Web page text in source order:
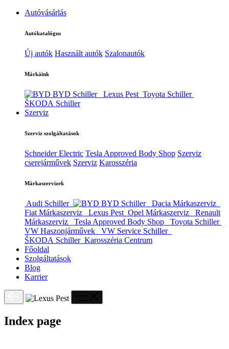
Autóvásárlás
Autókatalógus
Új autók Használt autók Szalonautók
Márkáink
BYD Schiller Lexus Pest Toyota Schiller
ŠKODA Schiller
Szerviz
Szerviz szolgáltatások
Schneider Electric Tesla Approved Body Shop Szerviz
cserejárművek Szerviz Karosszéria
Márkaszervizek
Audi Schiller BYD Schiller
Dacia Márkaszerviz
Fiat Márkaszerviz
Lexus Pest Opel Márkaszerviz
Renault
Márkaszerviz
Tesla Approved Body Shop
Toyota Schiller
VW Haszonjárművek
VW Service Schiller
ŠKODA Schiller Karosszéria Centrum
Főoldal
Szolgáltatások
Blog
Karrier
Index page